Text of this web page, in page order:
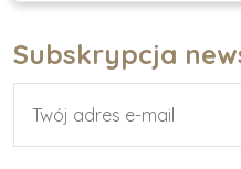
Subskrypcja